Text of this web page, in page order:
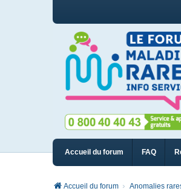
Accueil du forum FAQ
Accueil du forum Anomalies